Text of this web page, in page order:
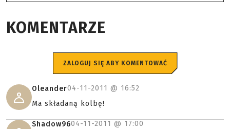
KOMENTARZE
ZALOGUJ SIĘ ABY KOMENTOWAĆ
Oleander04-11-2011 @ 16:52
Ma składaną kolbę!
Shadow9604-11-2011 @ 17:00